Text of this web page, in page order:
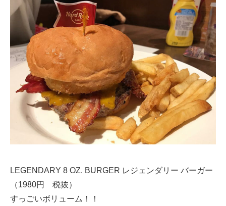
LEGENDARY 8 OZ. BURGER レジェンダリー バーガー
（1980円 税抜）
すっごいボリューム！！